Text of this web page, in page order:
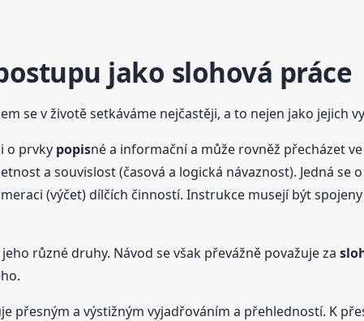
jako slohová práce
se v životě setkáváme nejčastěji, a to nejen jako jejich
o prvky popisné a informační a může rovněž přecházet
a souvislost (časová a logická návaznost). Jedná se
(výčet) dílčích činností. Instrukce musejí být
různé druhy. Návod se však převážně považuje za
přesným a výstižným vyjadřováním a přehledností. K